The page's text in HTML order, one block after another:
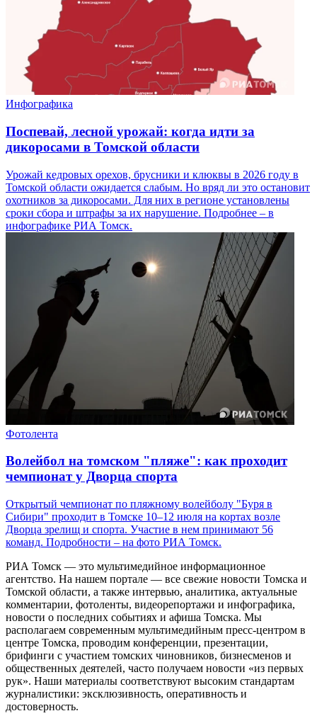
Инфографика
Поспевай, лесной урожай: когда идти за
дикоросами в Томской области
Урожай кедровых орехов, брусники и клюквы в 2026 году в
Томской области ожидается слабым. Но вряд ли это остановит
охотников за дикоросами. Для них в регионе установлены
сроки сбора и штрафы за их нарушение. Подробнее – в
инфографике РИА Томск.
Фотолента
Волейбол на томском "пляже": как проходит
чемпионат у Дворца спорта
Открытый чемпионат по пляжному волейболу "Буря в
Сибири" проходит в Томске 10–12 июля на кортах возле
Дворца зрелищ и спорта. Участие в нем принимают 56
команд. Подробности – на фото РИА Томск.
РИА Томск — это мультимедийное информационное
агентство. На нашем портале — все свежие новости Томска и
Томской области, а также интервью, аналитика, актуальные
комментарии, фотоленты, видеорепортажи и инфографика,
новости о последних событиях и афиша Томска. Мы
располагаем современным мультимедийным пресс-центром в
центре Томска, проводим конференции, презентации,
брифинги с участием томских чиновников, бизнесменов и
общественных деятелей, часто получаем новости «из первых
рук». Наши материалы соответствуют высоким стандартам
журналистики: эксклюзивность, оперативность и
достоверность.